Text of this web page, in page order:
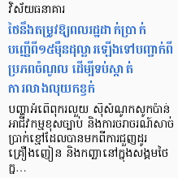
វិស័យធនាគារ
ថៃនឹងតម្រូវឱ្យពលរដ្ឋដាក់ប្រាក់
បញ្ញើពី១៥ម៉ឺនដុល្លារឡើងទៅបញ្ជាក់ពី
ប្រភពចំណូល ដើម្បីទប់ស្កាត់
ការលាងលុយកខ្វក់
បញ្ហាអំពើពុករលួយ ស៊ីសំណូកសូកប៉ាន់
អាជីវកម្មខុសច្បាប់ និងការចរាចរណ៍សាច់
ប្រាក់ខ្មៅដែលបានមកពីការជួញដូរ
គ្រឿងញៀន និងកញ្ឆានៅក្នុងសង្គមថៃ
ក្ន…